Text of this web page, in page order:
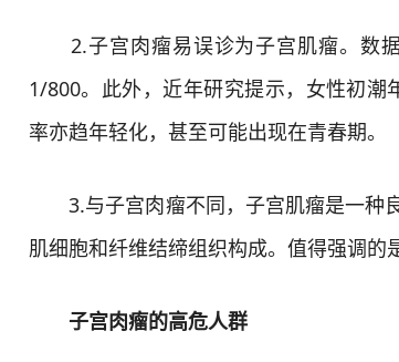
2.子宫肉瘤易误诊为子宫肌瘤。数据
1/800。此外，近年研究提示，女性初
率亦趋年轻化，甚至可能出现在青春期。
3.与子宫肉瘤不同，子宫肌瘤是一种
肌细胞和纤维结缔组织构成。值得强调的
子宫肉瘤的高危人群